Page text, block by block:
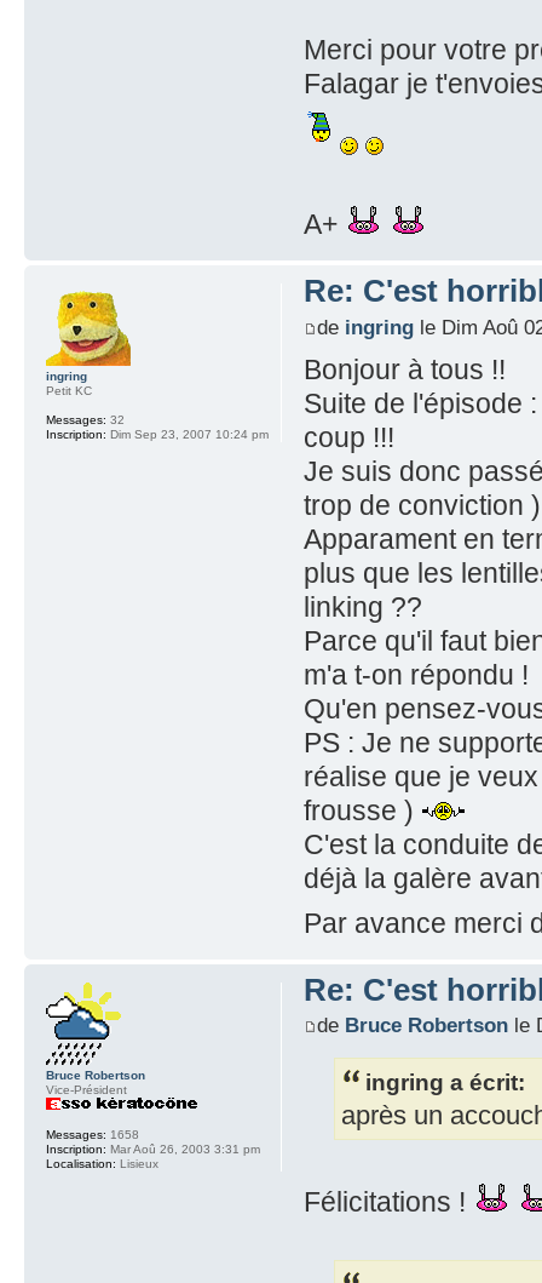
Merci pour votre
Falagar je
A+
Re: C'est
de ingringle Dim Aoû
Bonjour à tous !!
Suite de l'épisode
coup !!!
Je suis donc
trop de conviction
Apparament en
plus que les
linking ??
Parce qu'il faut
m'a t-on répondu !
Qu'en pensez-
PS : Je ne
réalise que je
frousse )
C'est la conduite
déjà la galère
Par avance merci
ingring
Petit KC
Messages: 32
Inscription: Dim Sep 23, 2007 10:24 pm
Re: C'est
de Bruce Robertsonle
ingring a écrit:
après un
Félicitations !
Bruce Robertson
Vice-Président
Messages: 1658
Inscription: Mar Aoû 26, 2003 3:31 pm
Localisation: Lisieux